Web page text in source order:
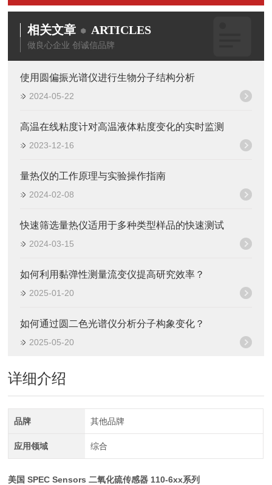
相关文章 ARTICLES
做良心企业 创诚信品牌
使用圆偏振光谱仪进行生物分子结构分析
2024-05-22
高温在线粘度计对高温液体粘度变化的实时监测
2023-12-16
量热仪的工作原理与实验操作指南
2024-02-08
快速筛选量热仪适用于多种类型样品的快速测试
2024-03-15
如何利用黏弹性测量流变仪提高研究效率？
2025-01-20
如何通过圆二色光谱仪分析分子构象变化？
2025-05-20
详细介绍
品牌 其他品牌
应用领域 综合
美国 SPEC Sensors 二氧化硫传感器 110-6xx系列